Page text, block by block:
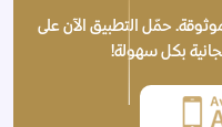
حمّل التطبيق الآن على
بكل سهولة!